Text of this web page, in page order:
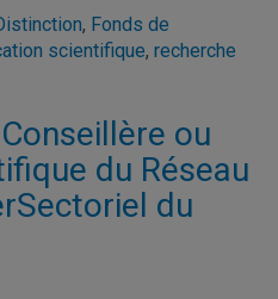
, Fonds de
scientifique, recherche
ou
du Réseau
du